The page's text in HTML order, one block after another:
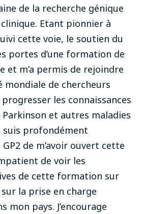
de la recherche génique
Etant pionnier à
cette voie, le soutien du
portes d’une formation de
et m’a permis de rejoindre
mondiale de chercheurs
les connaissances
et autres maladies
suis profondément
de m’avoir ouvert cette
de voir les
de cette formation sur
la prise en charge
mon pays. J’encourage